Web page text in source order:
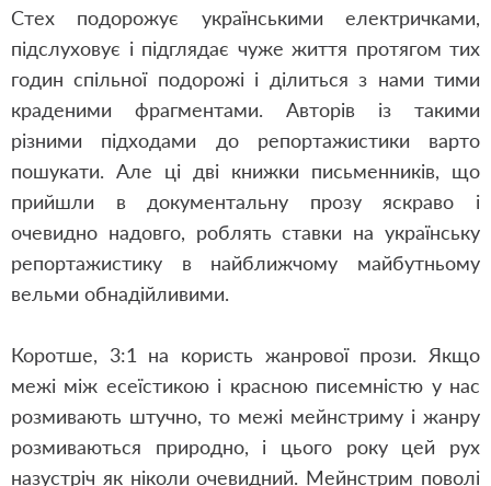
Стех подорожує українськими електричками,
підслуховує і підглядає чуже життя протягом тих
годин спільної подорожі і ділиться з нами тими
краденими фрагментами. Авторів із такими
різними підходами до репортажистики варто
пошукати. Але ці дві книжки письменників, що
прийшли в документальну прозу яскраво і
очевидно надовго, роблять ставки на українську
репортажистику в найближчому майбутньому
вельми обнадійливими.
Коротше, 3:1 на користь жанрової прози. Якщо
межі між есеїстикою і красною писемністю у нас
розмивають штучно, то межі мейнстриму і жанру
розмиваються природно, і цього року цей рух
назустріч як ніколи очевидний. Мейнстрим поволі